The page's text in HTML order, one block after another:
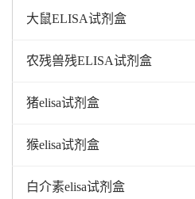
大鼠ELISA试剂盒
农残兽残ELISA试剂盒
猪elisa试剂盒
猴elisa试剂盒
白介素elisa试剂盒